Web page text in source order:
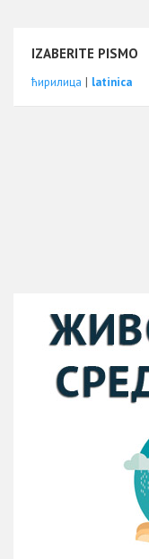
IZABERITE PISMO
ћирилица | latinica